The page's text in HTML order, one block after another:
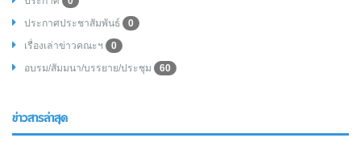
ประกาศประชาสัมพันธ์
0
เรื่องเล่าข่าวคณะฯ
0
อบรม/สัมมนา/บรรยาย/ประชุม
60
ข่าวสารล่าสุด